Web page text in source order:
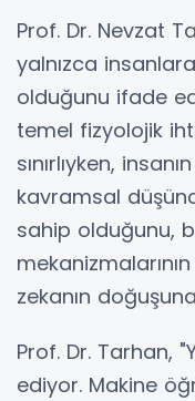
Prof. Dr. Nevzat
yalnızca
olduğunu ifade
temel fizyolojik
sınırlıyken,
kavramsal
sahip olduğunu,
zekanın
Prof. Dr. Tarhan,
ediyor. Makine